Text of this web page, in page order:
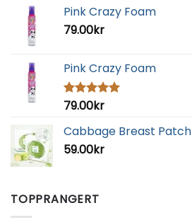
Pink Crazy Foam
79.00kr
Pink Crazy Foam
Vurdert
79.00kr
Cabbage Breast Patch
59.00kr
TOPPRANGERT